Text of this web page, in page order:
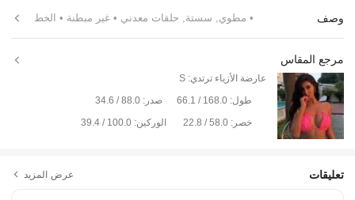
وصف • مطوي, سستة, حلقات معدني • غير مبطنة • الخط
مرجع المقاس
عارضة الأزياء ترتدي: S
طول: 168.0 / 66.1 صدر: 88.0 / 34.6
خصر: 58.0 / 22.8 الوركين: 100.0 / 39.4
تعليقات عرض المزيد